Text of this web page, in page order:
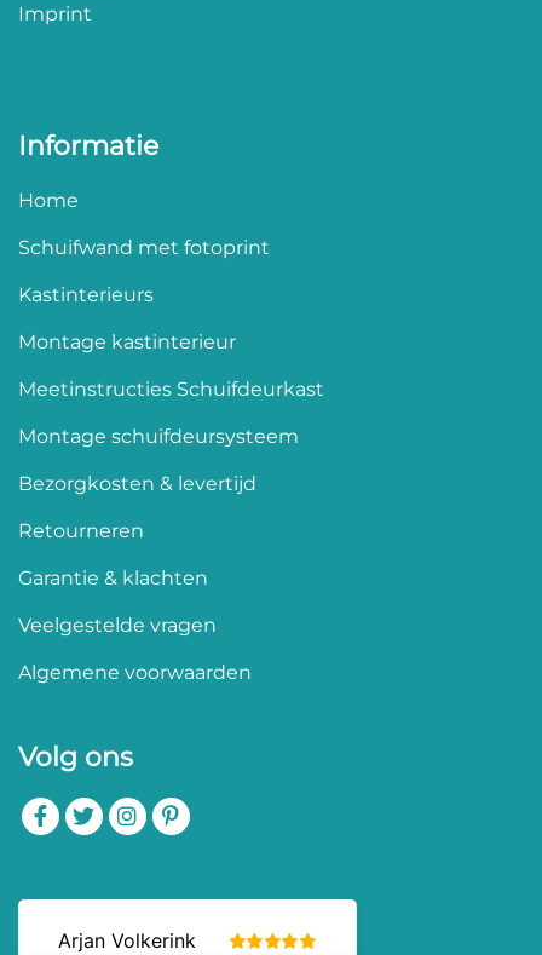
Imprint
Informatie
Home
Schuifwand met fotoprint
Kastinterieurs
Montage kastinterieur
Meetinstructies Schuifdeurkast
Montage schuifdeursysteem
Bezorgkosten & levertijd
Retourneren
Garantie & klachten
Veelgestelde vragen
Algemene voorwaarden
Volg ons